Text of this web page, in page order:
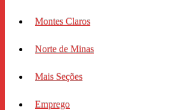
Montes Claros
Norte de Minas
Mais Seções
Emprego